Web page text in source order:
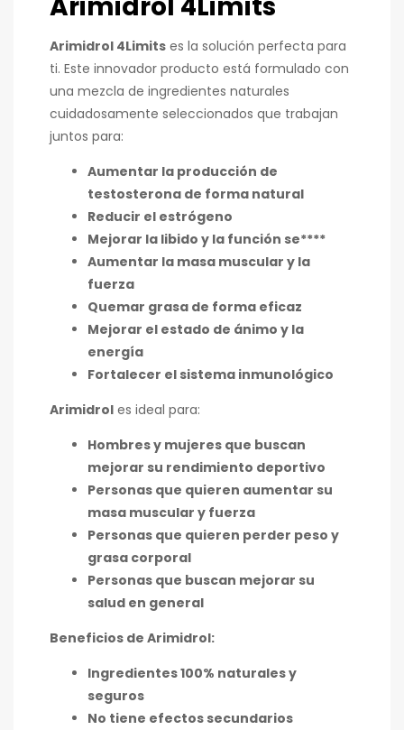
Arimidrol 4Limits es la solución perfecta para
ti. Este innovador producto está formulado con
una mezcla de ingredientes naturales
cuidadosamente seleccionados que trabajan
juntos para:
Aumentar la producción de
testosterona de forma natural
Reducir el estrógeno
Mejorar la libido y la función se****
Aumentar la masa muscular y la
fuerza
Quemar grasa de forma eficaz
Mejorar el estado de ánimo y la
energía
Fortalecer el sistema inmunológico
Arimidrol es ideal para:
Hombres y mujeres que buscan
mejorar su rendimiento deportivo
Personas que quieren aumentar su
masa muscular y fuerza
Personas que quieren perder peso y
grasa corporal
Personas que buscan mejorar su
salud en general
Beneficios de Arimidrol:
Ingredientes 100% naturales y
seguros
No tiene efectos secundarios